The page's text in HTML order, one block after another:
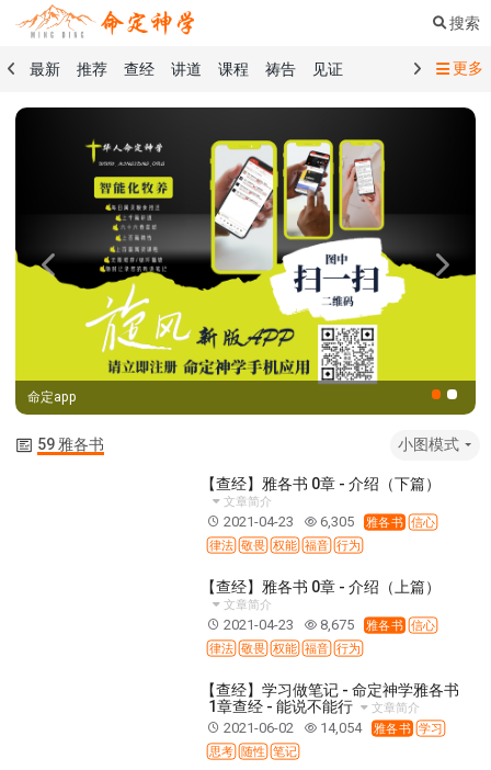
搜索
最新 推荐 查经 讲道 课程 祷告
见证
101课程 创世记 马太福音
传道书
圣餐礼文 01 创世记
02 出埃及记
04 民数记 05 申命记
06 约书亚记
07 士师记
08 路得记
09 撒母耳记上
10 撒母耳记下
11 列王纪上
12 列王纪下
15 以斯拉记
16 尼希米记 17 以斯帖记
18 约伯记
20 箴言 21 传道书
23 以赛亚书
25 耶利米哀歌
38 撒迦利亚书
39 玛拉基书
41 马可福音
42 路加福音
47 哥林多后书
48 加拉太书
50 腓利比书
51 歌罗西书
53 帖撒罗尼迦后书
55 提摩太后书
56 提多书
58 希伯来书 59 雅各书
60 彼得前书
62 约翰一书
63 约翰二书
更多
命定app
Previous Next
59 雅各书 小图模式
【查经】雅各书 0章 - 介绍（下篇）
文章简介
2021-04-23 6,305 雅各书 信心
律法 敬畏 权能 福音 行为
【查经】雅各书 0章 - 介绍（上篇）
文章简介
2021-04-23 8,675 雅各书 信心
律法 敬畏 权能 福音 行为
【查经】学习做笔记 - 命定神学雅各书
1章查经 - 能说不能行
文章简介
2021-06-02 14,054 雅各书 学习
思考 随性 笔记